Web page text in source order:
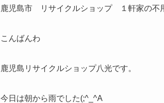
鹿児島市 リサイクルショップ １軒家の不
こんばんわ
鹿児島リサイクルショップ八光です。
今日は朝から雨でした(;^_^A